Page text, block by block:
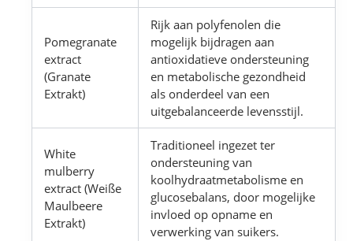
Pomegranate
extract
(Granate
Extrakt)
Rijk aan polyfenolen die
mogelijk bijdragen aan
antioxidatieve ondersteuning
en metabolische gezondheid
als onderdeel van een
uitgebalanceerde levensstijl.
White
mulberry
extract (Weiße
Maulbeere
Extrakt)
Traditioneel ingezet ter
ondersteuning van
koolhydraatmetabolisme en
glucosebalans, door mogelijke
invloed op opname en
verwerking van suikers.